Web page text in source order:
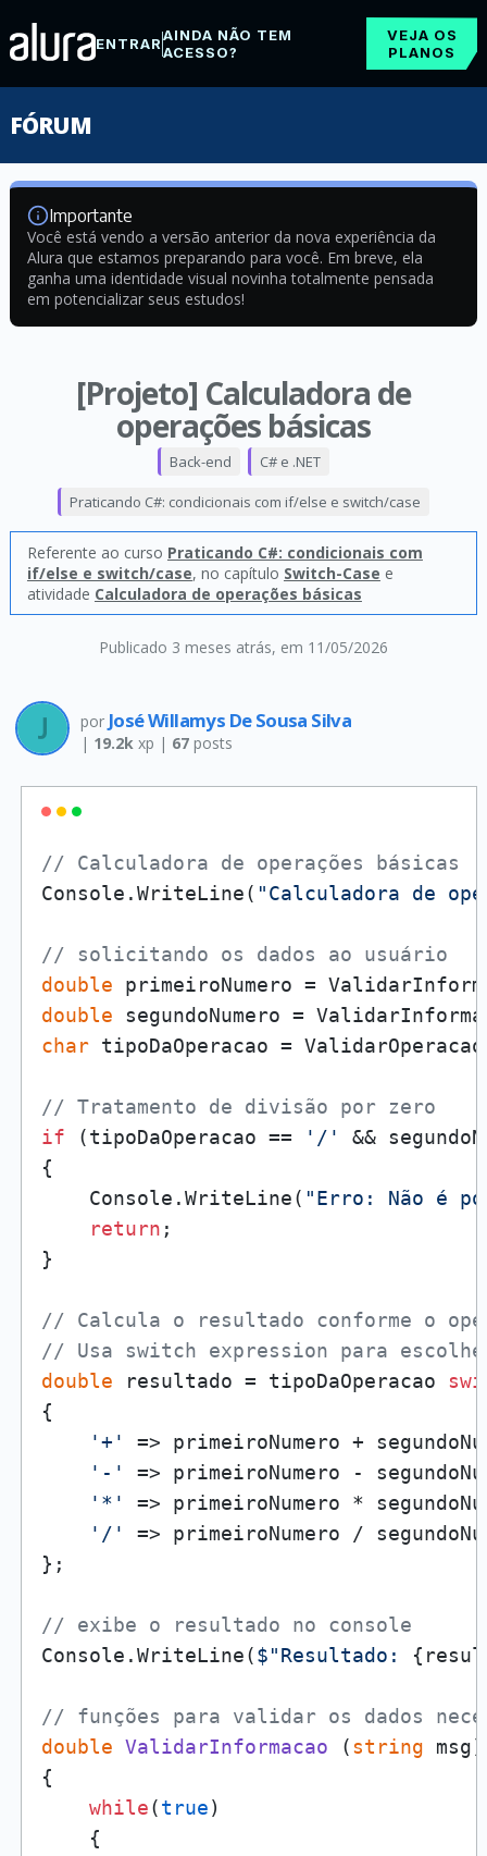
ENTRARAINDA NÃO TEM
ACESSO?
VEJA OS
PLANOS
FÓRUM
Importante
Você está vendo a versão anterior da nova experiência da
Alura que estamos preparando para você. Em breve, ela
ganha uma identidade visual novinha totalmente pensada
em potencializar seus estudos!
[Projeto] Calculadora de
operações básicas
Publicado 3 meses atrás, em 11/05/2026
Back-end C# e .NET
Praticando C#: condicionais com if/else e switch/case
Referente ao curso Praticando C#: condicionais com
if/else e switch/case, no capítulo Switch-Case e
atividade Calculadora de operações básicas
por José Willamys De Sousa Silva
| 19.2kxp | 67posts
// Calculadora de operações básicas
Console.WriteLine( "Calculadora de
// solicitando os dados ao usuário
double primeiroNumero =
double segundoNumero =
char tipoDaOperacao =
// Tratamento de divisão por zero
if (tipoDaOperacao == '/'
&&
{
    Console.WriteLine(
"Erro: Não é
return ;
}
// Calcula o resultado conforme o
// Usa switch expression para
double resultado = tipoDaOperacao
{
'+'
=> primeiroNumero +
'-'
=> primeiroNumero -
'*'
=> primeiroNumero *
'/'
=> primeiroNumero /
};
// exibe o resultado no console
Console.WriteLine($"Resultado:
// funções para validar os dados
double ValidarInformacao (string msg)
{
while(true)
    {